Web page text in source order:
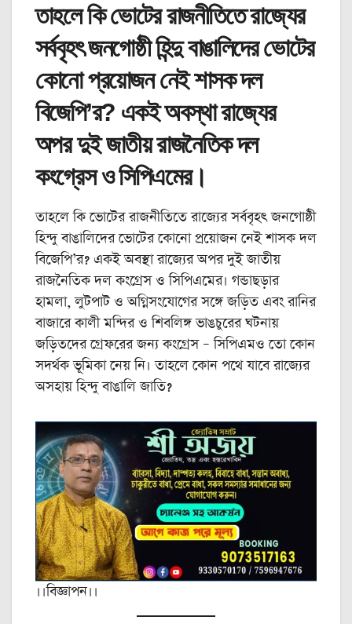
তাহলে কি ভোটের রাজনীতিতে রাজ্যের
সর্ববৃহৎ জনগোষ্ঠী হিন্দু বাঙালিদের ভোটের
কোনো প্রয়োজন নেই শাসক দল
বিজেপি’র? একই অবস্থা রাজ্যের
অপর দুই জাতীয় রাজনৈতিক দল
কংগ্রেস ও সিপিএমের।
তাহলে কি ভোটের রাজনীতিতে রাজ্যের সর্ববৃহৎ জনগোষ্ঠী
হিন্দু বাঙালিদের ভোটের কোনো প্রয়োজন নেই শাসক দল
বিজেপি’র? একই অবস্থা রাজ্যের অপর দুই জাতীয়
রাজনৈতিক দল কংগ্রেস ও সিপিএমের। গন্ডাছড়ার
হামলা, লুটপাট ও অগ্নিসংযোগের সঙ্গে জড়িত এবং রানির
বাজারে কালী মন্দির ও শিবলিঙ্গ ভাঙচুরের ঘটনায়
জড়িতদের গ্রেফরের জন্য কংগ্রেস – সিপিএমও তো কোন
সদর্থক ভূমিকা নেয় নি। তাহলে কোন পথে যাবে রাজ্যের
অসহায় হিন্দু বাঙালি জাতি?
।।বিজ্ঞাপন।।